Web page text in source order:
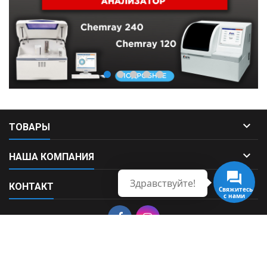
ТОВАРЫ 
НАША КОМПАНИЯ 
КОНТАКТ 
Свяжитесь
с нами
Здравствуйте!